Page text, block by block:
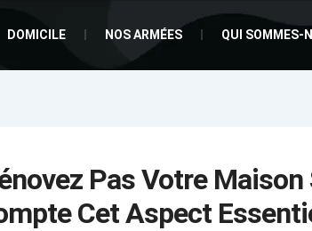
DOMICILE NOS ARMÉES QUI SOMMES-
Pas Votre
Cet Aspect